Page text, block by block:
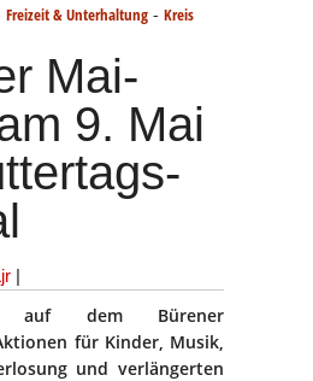
Freizeit & Unterhaltung - Kreis
Mai-
9. Mai
|
auf dem Bürener
für Kinder, Musik,
und verlängerten